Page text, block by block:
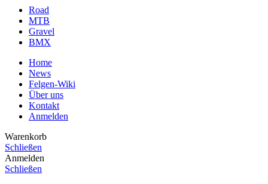
Road
MTB
Gravel
BMX
Home
News
Felgen-Wiki
Über uns
Kontakt
Anmelden
Warenkorb
Schließen
Anmelden
Schließen